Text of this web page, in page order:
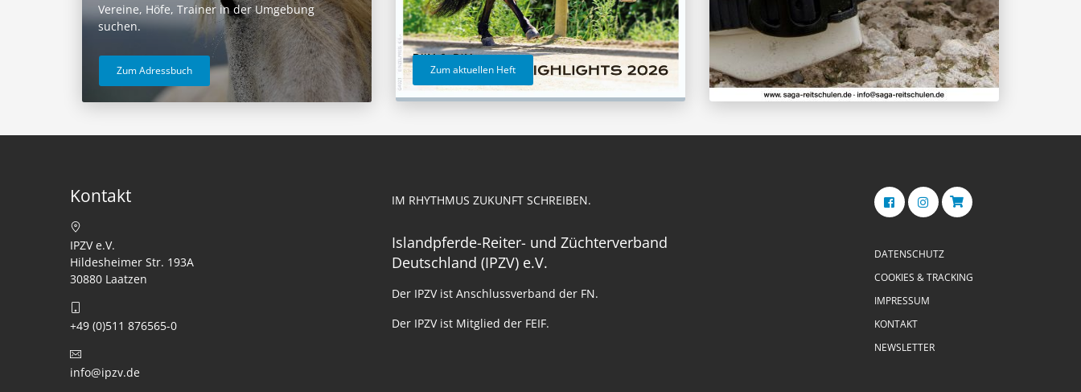
Vereine, Höfe, Trainer in der Umgebung
suchen.
Zum Adressbuch Zum aktuellen Heft
Kontakt
IPZV e.V.
Hildesheimer Str. 193A
30880 Laatzen
+49 (0)511 876565-0
info@ipzv.de
IM RHYTHMUS ZUKUNFT SCHREIBEN.
Islandpferde-Reiter- und Züchterverband
Deutschland (IPZV) e.V.
Der IPZV ist Anschlussverband der FN.
Der IPZV ist Mitglied der FEIF.
DATENSCHUTZ
COOKIES & TRACKING
IMPRESSUM
KONTAKT
NEWSLETTER